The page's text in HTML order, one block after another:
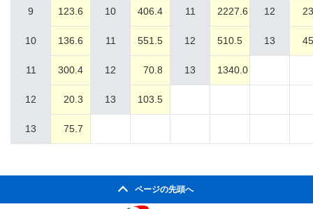
9 123.6 10 406.4 11 2227.6 12
10 136.6 11 551.5 12 510.5 13
11 300.4 12 70.8 13 1340.0
12 20.3 13 103.5
13 75.7
ページの先頭へ